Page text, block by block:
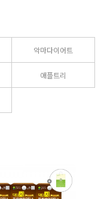
악마다이어트
애플트리